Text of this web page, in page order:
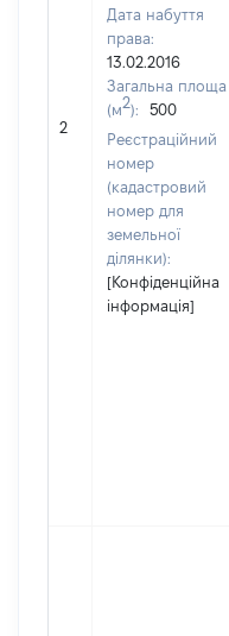
2
Дата набуття
права:
13.02.2016
Загальна площа
(м2):
500
Реєстраційний
номер
(кадастровий
номер для
земельної
ділянки):
[Конфіденційна
інформація]